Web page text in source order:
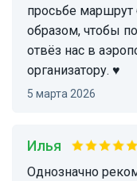
просьбе
образом, чтобы
отвёз нас в
организатору. ♥️
5 марта 2026
Илья
Однозначно рекомендую посетить Мумбаи! Нам